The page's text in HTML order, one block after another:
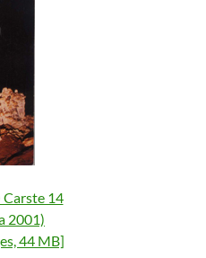
Carste 14
2001)
44 MB]